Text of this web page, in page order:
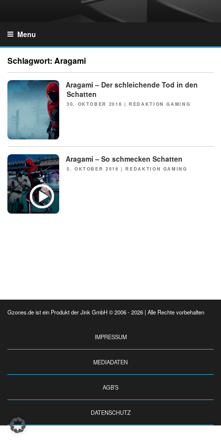
Menu
Schlagwort: Aragami
Aragami – Der schleichende Tod in den
Schatten
POSTED
30. OKTOBER 2016 |REDAKTION GAMING
NEWS Aragami – So schmecken Schatten
POSTED
5. OKTOBER 2016 |REDAKTION GAMING
Gzones.de ist ein Produkt der Jink GmbH © 2006 - 2026 | Alle Rechte vorbehalten
IMPRESSUM
MEDIADATEN
AGB’S
DATENSCHUTZ